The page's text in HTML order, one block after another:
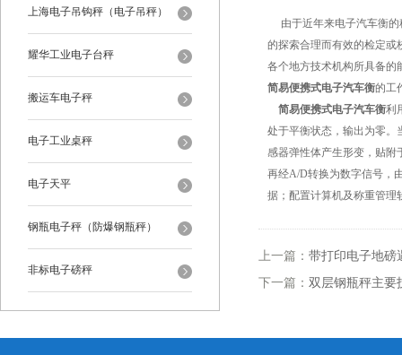
上海电子吊钩秤（电子吊秤）
耀华工业电子台秤
搬运车电子秤
电子工业桌秤
电子天平
钢瓶电子秤（防爆钢瓶秤）
非标电子磅秤
由于近年来电子汽车衡的
的探索合理而有效的检定或
各个地方技术机构所具备
简易便携式电子汽车衡的工
简易便携式电子汽车衡利
处于平衡状态，输出为零。
感器弹性体产生形变，贴附
再经A/D转换为数字信号，
据；配置计算机及称重管理
上一篇： 带打印电子地磅
下一篇： 双层钢瓶秤主要